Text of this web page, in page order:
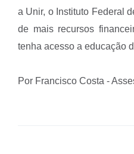
a Unir, o Instituto Federal
de mais recursos
tenha acesso a educação
Por Francisco Costa -